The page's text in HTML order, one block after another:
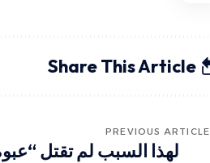
Share This Article
PREVIOUS ARTICLE
لهذا السبب لم تقتل